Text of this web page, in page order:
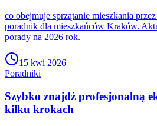
co obejmuje sprzątanie mieszkania
poradnik dla mieszkańców Kraków.
porady na 2026 rok.
15 kwi 2026
Poradniki
Szybko znajdź profesjonalną
kilku krokach